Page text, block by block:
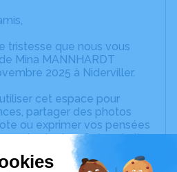
tristesse que nous vous
Mina MANNHARDT
2025 à Niderviller.
cet espace pour
partager des photos
ou exprimer vos pensées
ou des textes. Cet endroit
dédié à honorer la